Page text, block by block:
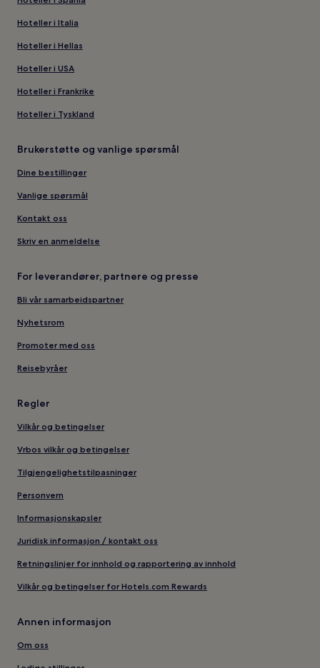
Hoteller i Italia
Hoteller i Hellas
Hoteller i USA
Hoteller i Frankrike
Hoteller i Tyskland
Brukerstøtte og vanlige spørsmål
Dine bestillinger
Vanlige spørsmål
Kontakt oss
Skriv en anmeldelse
For leverandører, partnere og presse
Bli vår samarbeidspartner
Nyhetsrom
Promoter med oss
Reisebyråer
Regler
Vilkår og betingelser
Vrbos vilkår og betingelser
Tilgjengelighetstilpasninger
Personvern
Informasjonskapsler
Juridisk informasjon / kontakt oss
Retningslinjer for innhold og rapportering av innhold
Vilkår og betingelser for Hotels.com Rewards
Annen informasjon
Om oss